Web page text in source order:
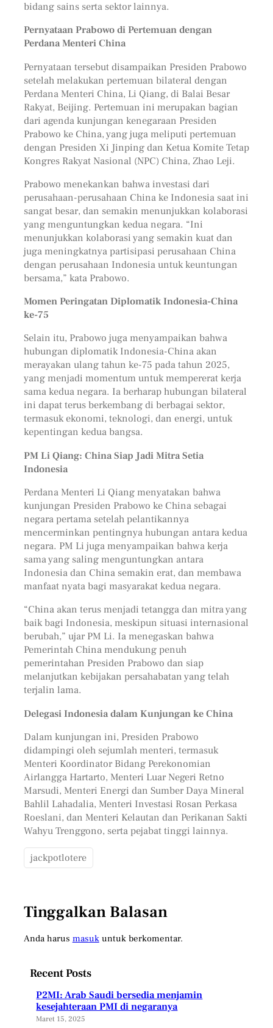
bidang sains serta sektor lainnya.
Pernyataan Prabowo di Pertemuan dengan
Perdana Menteri China
Pernyataan tersebut disampaikan Presiden Prabowo
setelah melakukan pertemuan bilateral dengan
Perdana Menteri China, Li Qiang, di Balai Besar
Rakyat, Beijing. Pertemuan ini merupakan bagian
dari agenda kunjungan kenegaraan Presiden
Prabowo ke China, yang juga meliputi pertemuan
dengan Presiden Xi Jinping dan Ketua Komite Tetap
Kongres Rakyat Nasional (NPC) China, Zhao Leji.
Prabowo menekankan bahwa investasi dari
perusahaan-perusahaan China ke Indonesia saat ini
sangat besar, dan semakin menunjukkan kolaborasi
yang menguntungkan kedua negara. “Ini
menunjukkan kolaborasi yang semakin kuat dan
juga meningkatnya partisipasi perusahaan China
dengan perusahaan Indonesia untuk keuntungan
bersama,” kata Prabowo.
Momen Peringatan Diplomatik Indonesia-China
ke-75
Selain itu, Prabowo juga menyampaikan bahwa
hubungan diplomatik Indonesia-China akan
merayakan ulang tahun ke-75 pada tahun 2025,
yang menjadi momentum untuk mempererat kerja
sama kedua negara. Ia berharap hubungan bilateral
ini dapat terus berkembang di berbagai sektor,
termasuk ekonomi, teknologi, dan energi, untuk
kepentingan kedua bangsa.
PM Li Qiang: China Siap Jadi Mitra Setia
Indonesia
Perdana Menteri Li Qiang menyatakan bahwa
kunjungan Presiden Prabowo ke China sebagai
negara pertama setelah pelantikannya
mencerminkan pentingnya hubungan antara kedua
negara. PM Li juga menyampaikan bahwa kerja
sama yang saling menguntungkan antara
Indonesia dan China semakin erat, dan membawa
manfaat nyata bagi masyarakat kedua negara.
“China akan terus menjadi tetangga dan mitra yang
baik bagi Indonesia, meskipun situasi internasional
berubah,” ujar PM Li. Ia menegaskan bahwa
Pemerintah China mendukung penuh
pemerintahan Presiden Prabowo dan siap
melanjutkan kebijakan persahabatan yang telah
terjalin lama.
Delegasi Indonesia dalam Kunjungan ke China
Dalam kunjungan ini, Presiden Prabowo
didampingi oleh sejumlah menteri, termasuk
Menteri Koordinator Bidang Perekonomian
Airlangga Hartarto, Menteri Luar Negeri Retno
Marsudi, Menteri Energi dan Sumber Daya Mineral
Bahlil Lahadalia, Menteri Investasi Rosan Perkasa
Roeslani, dan Menteri Kelautan dan Perikanan Sakti
Wahyu Trenggono, serta pejabat tinggi lainnya.
jackpotlotere
Tinggalkan Balasan
Anda harus masukuntuk berkomentar.
Recent Posts
P2MI: Arab Saudi bersedia menjamin
kesejahteraan PMI di negaranya
Maret 15, 2025